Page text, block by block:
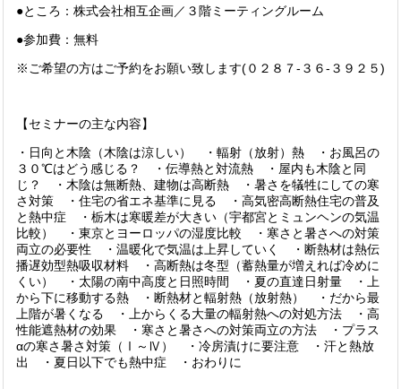
●ところ：株式会社相互企画／３階ミーティングルーム
●参加費：無料
※ご希望の方はご予約をお願い致します(０２８７-３６-３９２５)
【セミナーの主な内容】
・日向と木陰（木陰は涼しい） ・輻射（放射）熱 ・お風呂の
３０℃はどう感じる？ ・伝導熱と対流熱 ・屋内も木陰と同
じ？ ・木陰は無断熱、建物は高断熱 ・暑さを犠牲にしての寒
さ対策 ・住宅の省エネ基準に見る ・高気密高断熱住宅の普及
と熱中症 ・栃木は寒暖差が大きい（宇都宮とミュンヘンの気温
比較） ・東京とヨーロッパの湿度比較 ・寒さと暑さへの対策
両立の必要性 ・温暖化で気温は上昇していく ・断熱材は熱伝
播遅効型熱吸収材料 ・高断熱は冬型（蓄熱量が増えれば冷めに
くい） ・太陽の南中高度と日照時間 ・夏の直達日射量 ・上
から下に移動する熱 ・断熱材と輻射熱（放射熱） ・だから最
上階が暑くなる ・上からくる大量の輻射熱への対処方法 ・高
性能遮熱材の効果 ・寒さと暑さへの対策両立の方法 ・プラス
αの寒さ暑さ対策（Ⅰ～Ⅳ） ・冷房漬けに要注意 ・汗と熱放
出 ・夏日以下でも熱中症 ・おわりに